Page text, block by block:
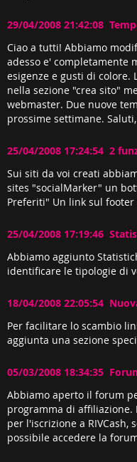
29/04/2008 21:42:08
Ciao a tutti! Abbiamo
adesso e' completamente
esigenze e gusti di colore.
nella sezione "crea sito"
webmaster. Due nuove
prossime settimane. Saluti,
25/04/2008 17:24:54 2
Sui siti da voi creati
sites "socialMarker" un
Preferiti" Un link sul
25/04/2008 17:19:46
Abbiamo aggiunto
identificare le tipologie di
18/04/2008 22:05:54
Per facilitare lo scambio
aggiunta una sezione
05/03/2008 18:34:35
Abbiamo aperto il forum
programma di affiliazione.
per l'iscrizione a RIVCash,
possibile accedere la